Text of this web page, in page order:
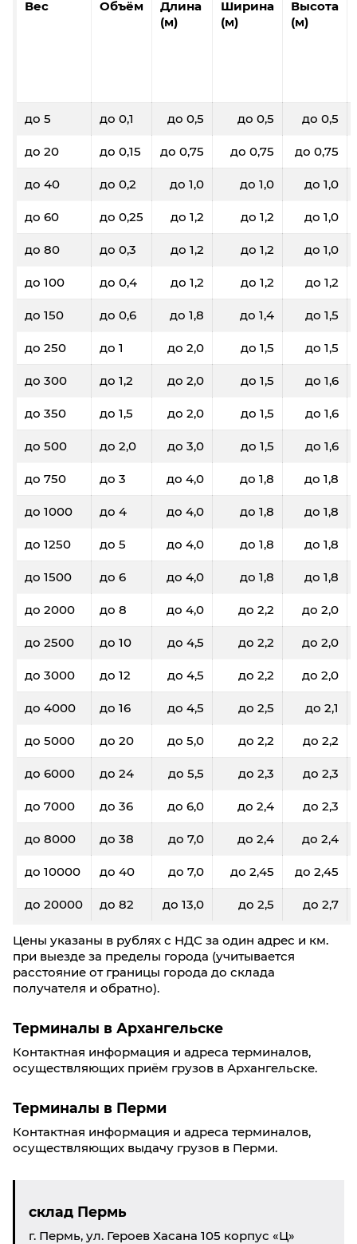
Вес Объём
Длина
(м)
Ширина
(м)
Высота
(м)
до 5 до 0,1 до 0,5 до 0,5 до 0,5
до 20 до 0,15 до 0,75 до 0,75 до 0,75
до 40 до 0,2 до 1,0 до 1,0 до 1,0
до 60 до 0,25 до 1,2 до 1,2 до 1,0
до 80 до 0,3 до 1,2 до 1,2 до 1,0
до 100 до 0,4 до 1,2 до 1,2 до 1,2
до 150 до 0,6 до 1,8 до 1,4 до 1,5
до 250 до 1 до 2,0 до 1,5 до 1,5
до 300 до 1,2 до 2,0 до 1,5 до 1,6
до 350 до 1,5 до 2,0 до 1,5 до 1,6
до 500 до 2,0 до 3,0 до 1,5 до 1,6
до 750 до 3 до 4,0 до 1,8 до 1,8
до 1000 до 4 до 4,0 до 1,8 до 1,8
до 1250 до 5 до 4,0 до 1,8 до 1,8
до 1500 до 6 до 4,0 до 1,8 до 1,8
до 2000 до 8 до 4,0 до 2,2 до 2,0
до 2500 до 10 до 4,5 до 2,2 до 2,0
до 3000 до 12 до 4,5 до 2,2 до 2,0
до 4000 до 16 до 4,5 до 2,5 до 2,1
до 5000 до 20 до 5,0 до 2,2 до 2,2
до 6000 до 24 до 5,5 до 2,3 до 2,3
до 7000 до 36 до 6,0 до 2,4 до 2,3
до 8000 до 38 до 7,0 до 2,4 до 2,4
до 10000 до 40 до 7,0 до 2,45 до 2,45
до 20000 до 82 до 13,0 до 2,5 до 2,7
Цены указаны в рублях с НДС за один адрес и км.
при выезде за пределы города (учитывается
расстояние от границы города до склада
получателя и обратно).
Терминалы в Архангельске
Контактная информация и адреса терминалов,
осуществляющих приём грузов в Архангельске.
Терминалы в Перми
Контактная информация и адреса терминалов,
осуществляющих выдачу грузов в Перми.
склад Пермь
г. Пермь, ул. Героев Хасана 105 корпус «Ц»